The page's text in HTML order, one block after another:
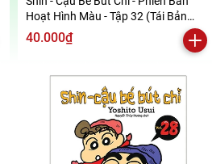
Hoạt Hình Màu - Tập 32 (Tái Bản
2019)
40.000₫